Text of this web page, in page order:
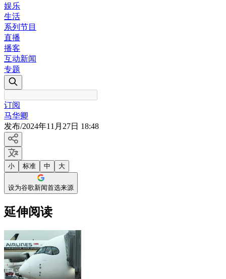
娱乐
生活
系列节目
直播
播客
互动新闻
专题
订阅
马华卿
发布/2024年11月27日 18:48
小 标准 中 大
设为谷歌新闻首选来源
延伸阅读